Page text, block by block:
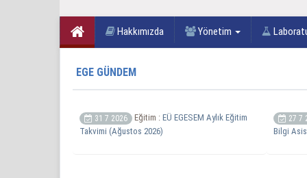
Hakkımızda Yönetim
EGE GÜNDEM
31 7 2026 Eğitim : EÜ EGESEM Aylık Eğitim
Takvimi (Ağustos 2026)
27 7
Bilgi